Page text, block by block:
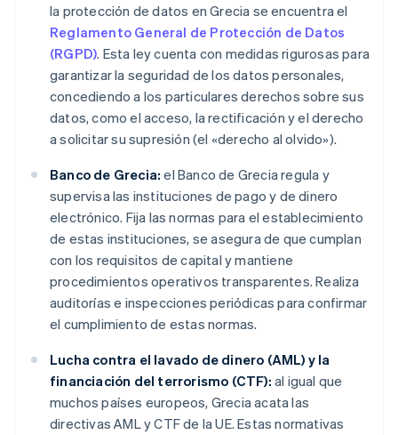
la protección de datos en Grecia se encuentra el
Reglamento General de Protección de Datos
(RGPD). Esta ley cuenta con medidas rigurosas para
garantizar la seguridad de los datos personales,
concediendo a los particulares derechos sobre sus
datos, como el acceso, la rectificación y el derecho
a solicitar su supresión (el «derecho al olvido»).
Banco de Grecia: el Banco de Grecia regula y
supervisa las instituciones de pago y de dinero
electrónico. Fija las normas para el establecimiento
de estas instituciones, se asegura de que cumplan
con los requisitos de capital y mantiene
procedimientos operativos transparentes. Realiza
auditorías e inspecciones periódicas para confirmar
el cumplimiento de estas normas.
Lucha contra el lavado de dinero (AML) y la
financiación del terrorismo (CTF): al igual que
muchos países europeos, Grecia acata las
directivas AML y CTF de la UE. Estas normativas